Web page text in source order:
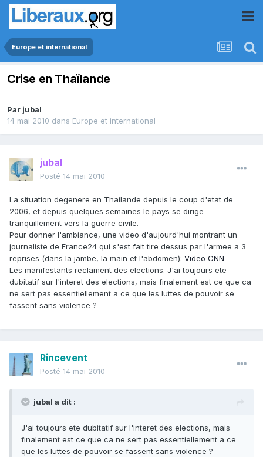
Europe et international
Crise en Thaïlande
Par jubal
14 mai 2010 dans Europe et international
jubal
Posté 14 mai 2010
La situation degenere en Thailande depuis le coup d'etat de
2006, et depuis quelques semaines le pays se dirige
tranquillement vers la guerre civile.
Pour donner l'ambiance, une video d'aujourd'hui montrant un
journaliste de France24 qui s'est fait tire dessus par l'armee a 3
reprises (dans la jambe, la main et l'abdomen): Video CNN
Les manifestants reclament des elections. J'ai toujours ete
dubitatif sur l'interet des elections, mais finalement est ce que ca
ne sert pas essentiellement a ce que les luttes de pouvoir se
fassent sans violence ?
Rincevent
Posté 14 mai 2010
jubal a dit :
J'ai toujours ete dubitatif sur l'interet des elections, mais
finalement est ce que ca ne sert pas essentiellement a ce
que les luttes de pouvoir se fassent sans violence ?